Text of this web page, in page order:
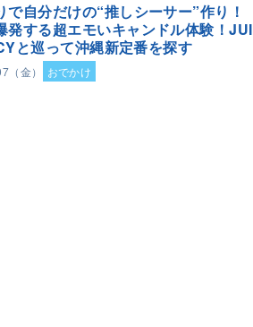
で自分だけの“推しシーサー”作り！
発する超エモいキャンドル体験！JUI
と巡って沖縄新定番を探す
（金） おでかけ